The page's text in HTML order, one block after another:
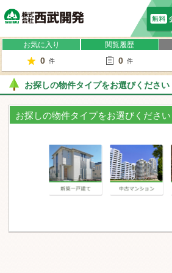
お気に入り
0 件
閲覧履歴
0 件
お探しの物件タイプをお選びください
お探しの物件タイプをお選びください